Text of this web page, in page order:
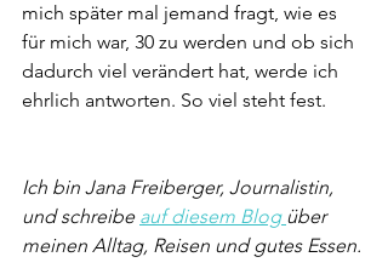
mich später mal jemand fragt, wie es
für mich war, 30 zu werden und ob sich
dadurch viel verändert hat, werde ich
ehrlich antworten. So viel steht fest.
Ich bin Jana Freiberger, Journalistin,
und schreibe auf diesem Blog über
meinen Alltag, Reisen und gutes Essen.